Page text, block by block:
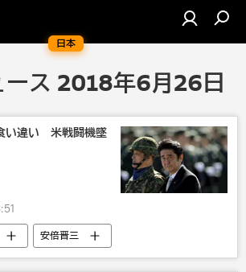
日本
ース 2018年6月26日
い違い 米戦闘機墜
安倍晋三
事故